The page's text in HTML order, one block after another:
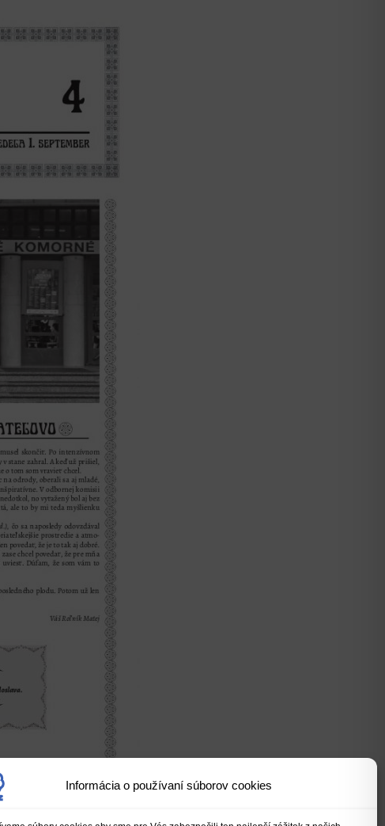
Informácia o používaní súborov cookies